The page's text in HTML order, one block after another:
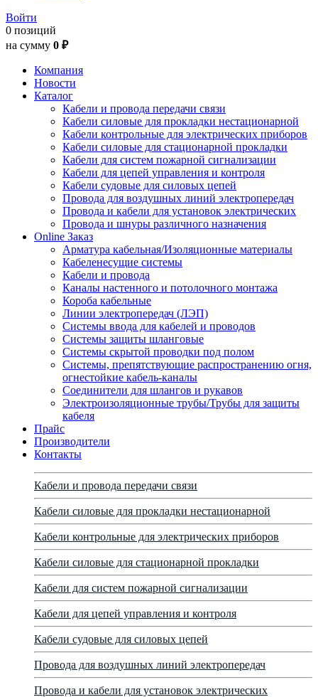
Войти
0 позиций
на сумму 0 ₽
Компания
Новости
Каталог
Кабели и провода передачи связи
Кабели силовые для прокладки нестационарной
Кабели контрольные для электрических приборов
Кабели силовые для стационарной прокладки
Кабели для систем пожарной сигнализации
Кабели для цепей управления и контроля
Кабели судовые для силовых цепей
Провода для воздушных линий электропередач
Провода и кабели для установок электрических
Провода и шнуры различного назначения
Online Заказ
Арматура кабельная/Изоляционные материалы
Кабеленесущие системы
Кабели и провода
Каналы настенного и потолочного монтажа
Короба кабельные
Линии электропередач (ЛЭП)
Системы ввода для кабелей и проводов
Системы защиты шланговые
Системы скрытой проводки под полом
Системы, препятствующие распространению огня,
огнестойкие кабель-каналы
Соединители для шлангов и рукавов
Электроизоляционные трубы/Трубы для защиты
кабеля
Прайс
Производители
Контакты
Кабели и провода передачи связи
Кабели силовые для прокладки нестационарной
Кабели контрольные для электрических приборов
Кабели силовые для стационарной прокладки
Кабели для систем пожарной сигнализации
Кабели для цепей управления и контроля
Кабели судовые для силовых цепей
Провода для воздушных линий электропередач
Провода и кабели для установок электрических